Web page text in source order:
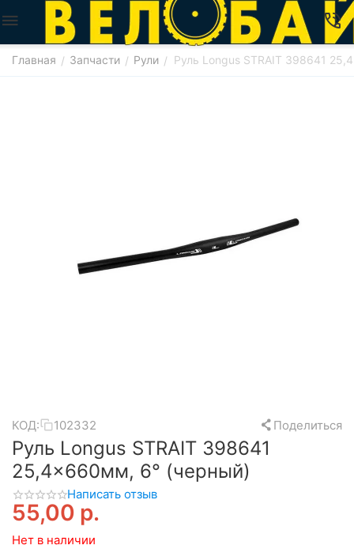
Главная / Запчасти / Рули / Руль Longus STRAIT 398641
КОД: 102332 Поделиться
Руль Longus STRAIT 398641
25,4x660мм, 6° (черный)
Написать отзыв
55,00 р.
Нет в наличии